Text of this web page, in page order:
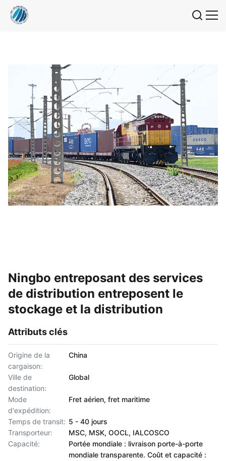
Ningbo entreposant des services
de distribution entreposent le
stockage et la distribution
Attributs clés
Origine de la
cargaison:
China
Ville de
destination:
Global
Mode
d'expédition:
Fret aérien, fret maritime
Temps de transit: 5 - 40 jours
Transporteur:
MSC, MSK, OOCL, IALCOSCO
Capacité:
Portée mondiale : livraison porte-à-porte
mondiale transparente. Coût et capacité :